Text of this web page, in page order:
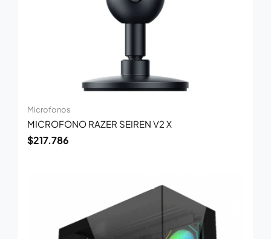
Microfonos
MICROFONO RAZER SEIREN V2 X
$217.786